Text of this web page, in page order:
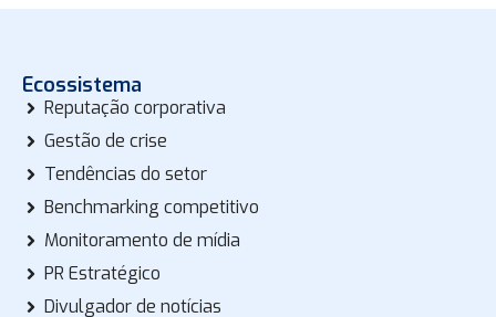
Ecossistema
Reputação corporativa
Gestão de crise
Tendências do setor
Benchmarking competitivo
Monitoramento de mídia
PR Estratégico
Divulgador de notícias